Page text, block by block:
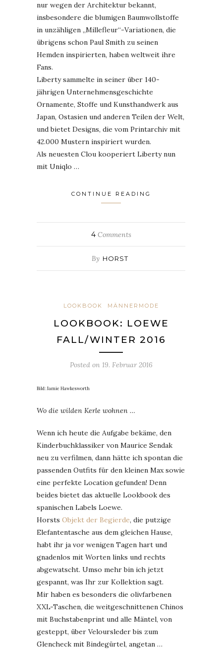
nur wegen der Architektur bekannt,
insbesondere die blumigen Baumwollstoffe
in unzähligen „Millefleur“-Variationen, die
übrigens schon Paul Smith zu seinen
Hemden inspirierten, haben weltweit ihre
Fans.
Liberty sammelte in seiner über 140-
jährigen Unternehmensgeschichte
Ornamente, Stoffe und Kunsthandwerk aus
Japan, Ostasien und anderen Teilen der Welt,
und bietet Designs, die vom Printarchiv mit
42.000 Mustern inspiriert wurden.
Als neuesten Clou kooperiert Liberty nun
mit Uniqlo …
CONTINUE READING
4Comments
By HORST
LOOKBOOK MÄNNERMODE
LOOKBOOK: LOEWE
FALL/WINTER 2016
Posted on 19. Februar 2016
Bild: Jamie Hawkesworth
Wo die wilden Kerle wohnen …
Wenn ich heute die Aufgabe bekäme, den
Kinderbuchklassiker von Maurice Sendak
neu zu verfilmen, dann hätte ich spontan die
passenden Outfits für den kleinen Max sowie
eine perfekte Location gefunden! Denn
beides bietet das aktuelle Lookbook des
spanischen Labels Loewe.
Horsts Objekt der Begierde, die putzige
Elefantentasche aus dem gleichen Hause,
habt ihr ja vor wenigen Tagen hart und
gnadenlos mit Worten links und rechts
abgewatscht. Umso mehr bin ich jetzt
gespannt, was Ihr zur Kollektion sagt.
Mir haben es besonders die olivfarbenen
XXL-Taschen, die weitgeschnittenen Chinos
mit Buchstabenprint und alle Mäntel, von
gesteppt, über Veloursleder bis zum
Glencheck mit Bindegürtel, angetan …